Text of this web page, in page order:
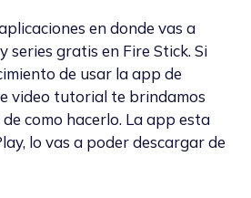
en donde vas a
series gratis en Fire Stick. Si
de usar la app de
video tutorial te brindamos
como hacerlo. La app esta
lo vas a poder descargar de